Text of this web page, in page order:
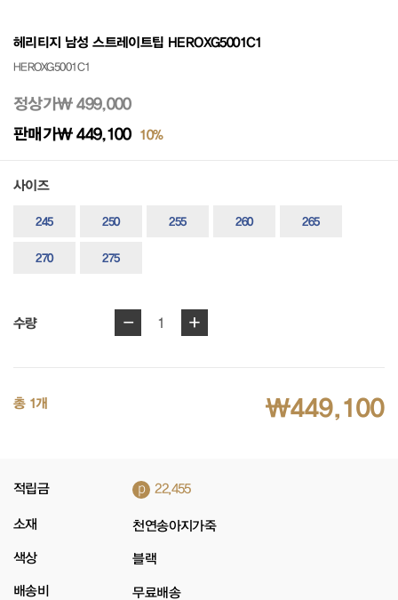
헤리티지 남성 스트레이트팁 HEROXG5001C1
HEROXG5001C1
정상가₩ 499,000
판매가₩ 449,100 10%
사이즈
245 250 255 260 265
270 275
수량 - 1 +
총 1개 ₩449,100
적립금 p 22,455
소재 천연송아지가죽
색상 블랙
배송비 무료배송